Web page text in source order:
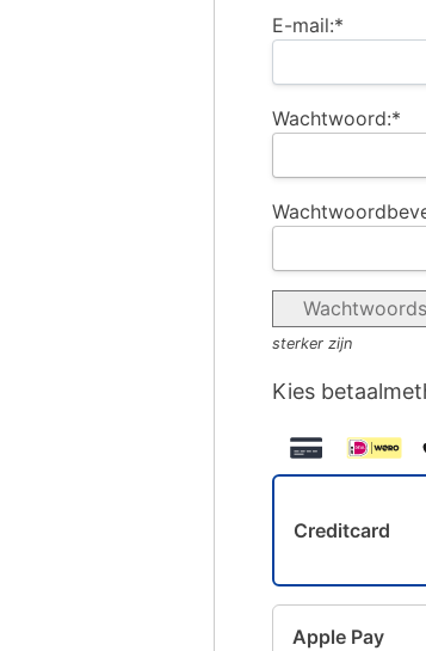
E-mail:*
Wachtwoord:*
sterker zijn
Kies
Creditcard
Apple Pay